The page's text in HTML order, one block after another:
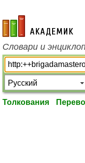
academic.ru
Словари и
Толкования